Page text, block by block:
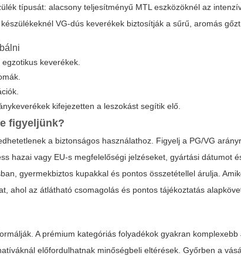
típusát: alacsony teljesítményű MTL eszközöknél az
VG-dús keverékek biztosítják a sűrű, aromás gőzt.
keverékek.
kifejezetten a leszokást segítik elő.
figyeljünk?
a biztonságos használathoz. Figyelj a PG/VG
hazai vagy EU-s megfelelőségi jelzéseket, gyártási dátumot
gyermekbiztos kupakkal és pontos összetétellel árulja.
ahol az átlátható csomagolás és pontos tájékoztatás
A prémium kategóriás folyadékok gyakran
előfordulhatnak minőségbeli eltérések. Győrben a